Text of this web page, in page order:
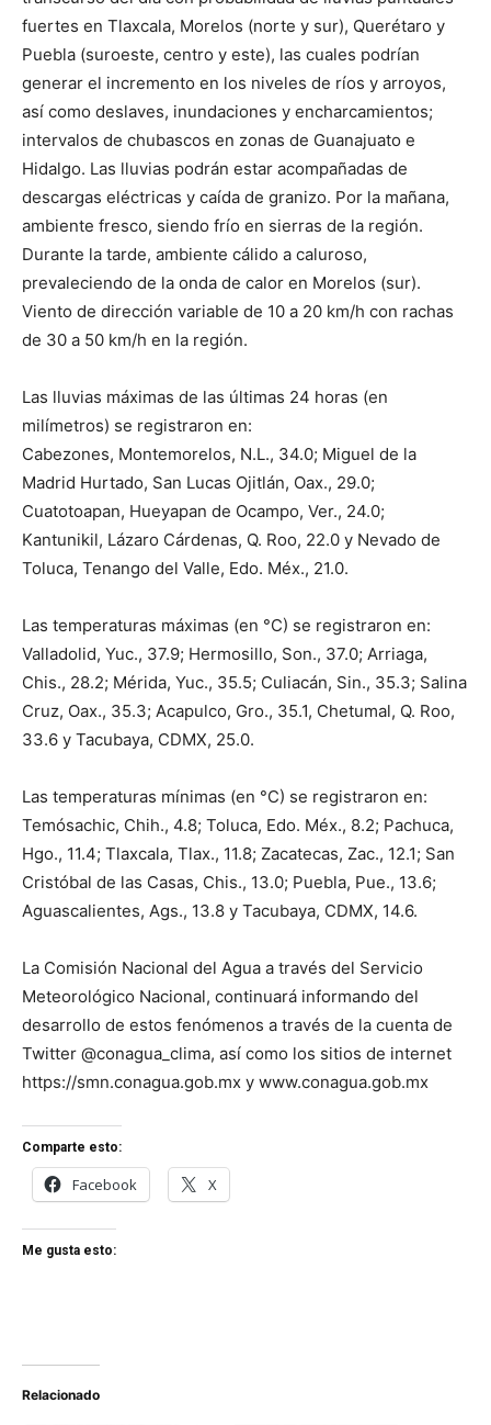
fuertes en Tlaxcala, Morelos (norte y sur), Querétaro y
Puebla (suroeste, centro y este), las cuales podrían
generar el incremento en los niveles de ríos y arroyos,
así como deslaves, inundaciones y encharcamientos;
intervalos de chubascos en zonas de Guanajuato e
Hidalgo. Las lluvias podrán estar acompañadas de
descargas eléctricas y caída de granizo. Por la mañana,
ambiente fresco, siendo frío en sierras de la región.
Durante la tarde, ambiente cálido a caluroso,
prevaleciendo de la onda de calor en Morelos (sur).
Viento de dirección variable de 10 a 20 km/h con rachas
de 30 a 50 km/h en la región.
Las lluvias máximas de las últimas 24 horas (en
milímetros) se registraron en:
Cabezones, Montemorelos, N.L., 34.0; Miguel de la
Madrid Hurtado, San Lucas Ojitlán, Oax., 29.0;
Cuatotoapan, Hueyapan de Ocampo, Ver., 24.0;
Kantunikil, Lázaro Cárdenas, Q. Roo, 22.0 y Nevado de
Toluca, Tenango del Valle, Edo. Méx., 21.0.
Las temperaturas máximas (en °C) se registraron en:
Valladolid, Yuc., 37.9; Hermosillo, Son., 37.0; Arriaga,
Chis., 28.2; Mérida, Yuc., 35.5; Culiacán, Sin., 35.3; Salina
Cruz, Oax., 35.3; Acapulco, Gro., 35.1, Chetumal, Q. Roo,
33.6 y Tacubaya, CDMX, 25.0.
Las temperaturas mínimas (en °C) se registraron en:
Temósachic, Chih., 4.8; Toluca, Edo. Méx., 8.2; Pachuca,
Hgo., 11.4; Tlaxcala, Tlax., 11.8; Zacatecas, Zac., 12.1; San
Cristóbal de las Casas, Chis., 13.0; Puebla, Pue., 13.6;
Aguascalientes, Ags., 13.8 y Tacubaya, CDMX, 14.6.
La Comisión Nacional del Agua a través del Servicio
Meteorológico Nacional, continuará informando del
desarrollo de estos fenómenos a través de la cuenta de
Twitter @conagua_clima, así como los sitios de internet
https://smn.conagua.gob.mx y www.conagua.gob.mx
Comparte esto:
Facebook X
Me gusta esto:
Relacionado